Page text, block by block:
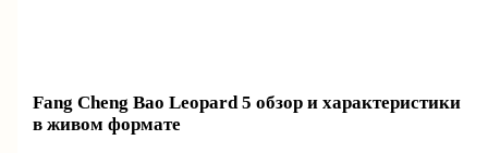
Fang Cheng Bao Leopard 5 обзор и характеристики
в живом формате